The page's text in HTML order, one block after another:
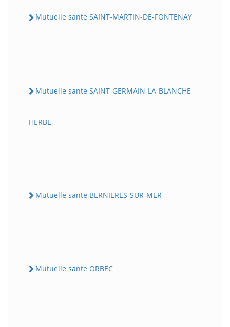
Mutuelle sante SAINT-MARTIN-DE-FONTENAY
Mutuelle sante SAINT-GERMAIN-LA-BLANCHE-
HERBE
Mutuelle sante BERNIERES-SUR-MER
Mutuelle sante ORBEC